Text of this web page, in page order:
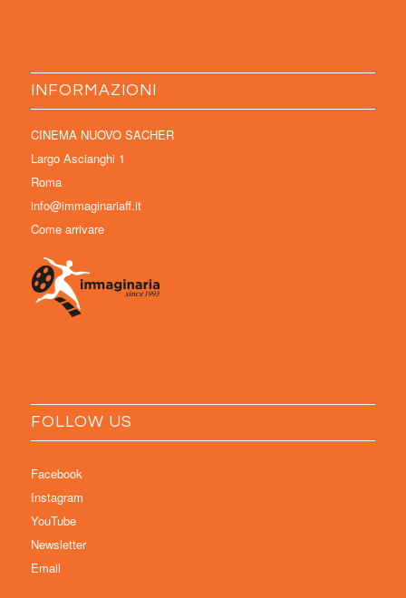
INFORMAZIONI
CINEMA NUOVO SACHER
Largo Ascianghi 1
Roma
info@immaginariaff.it
Come arrivare
FOLLOW US
Facebook
Instagram
YouTube
Newsletter
Email